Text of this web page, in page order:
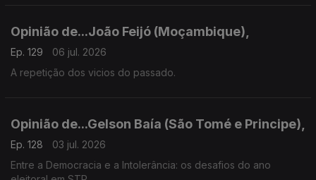
Opinião de...João Feijó (Moçambique),
Ep. 129
06 jul. 2026
A repetição dos vicios do passado.
Opinião de...Gelson Baía (São Tomé e Principe),
Ep. 128
03 jul. 2026
Entre a Democracia e a Intolerância: os desafios do ano